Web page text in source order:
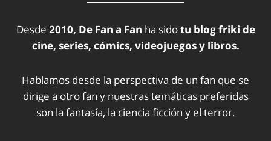
Desde 2010, De Fan a Fan ha sidotu blog friki de
cine, series, cómics, videojuegos y libros.
Hablamos desde la perspectiva de un fan que se
dirige a otro fan y nuestras temáticas preferidas
son la fantasía, la ciencia ficción y el terror.